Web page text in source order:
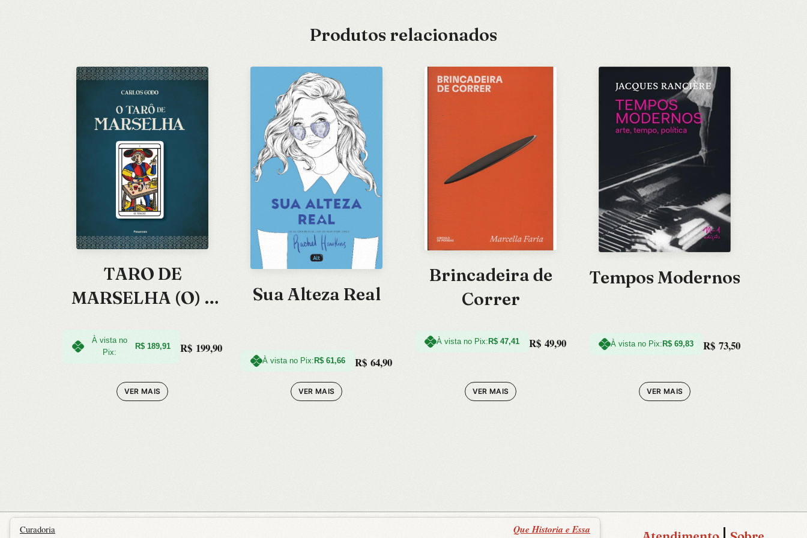
Produtos relacionados
TARO DE
MARSELHA (O) –
À vista no
Pix:
R$ 189,91 R$ 199,90
VER MAIS
Sua Alteza Real
À vista no Pix:R$ 61,66 R$ 64,90
VER MAIS
Brincadeira de
Correr
À vista no Pix: R$ 47,41 R$ 49,90
VER MAIS
Tempos Modernos
À vista no Pix:R$ 69,83 R$ 73,50
VER MAIS
Curadoria Que Historia e Essa